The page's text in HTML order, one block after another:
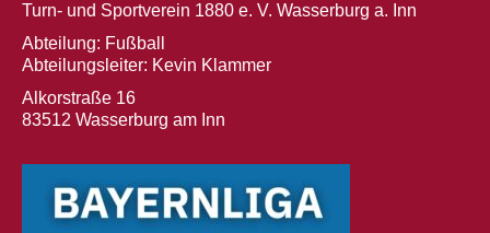
Turn- und Sportverein 1880 e. V. Wasserburg a. Inn
Abteilung: Fußball
Abteilungsleiter: Kevin Klammer
Alkorstraße 16
83512 Wasserburg am Inn